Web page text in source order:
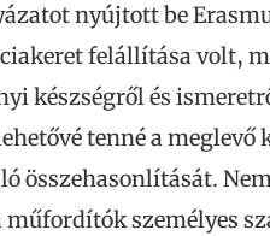
nyújtott be
felállítása volt,
készségről és
tenné a meglevő
összehasonlítását.
műfordítók személyes